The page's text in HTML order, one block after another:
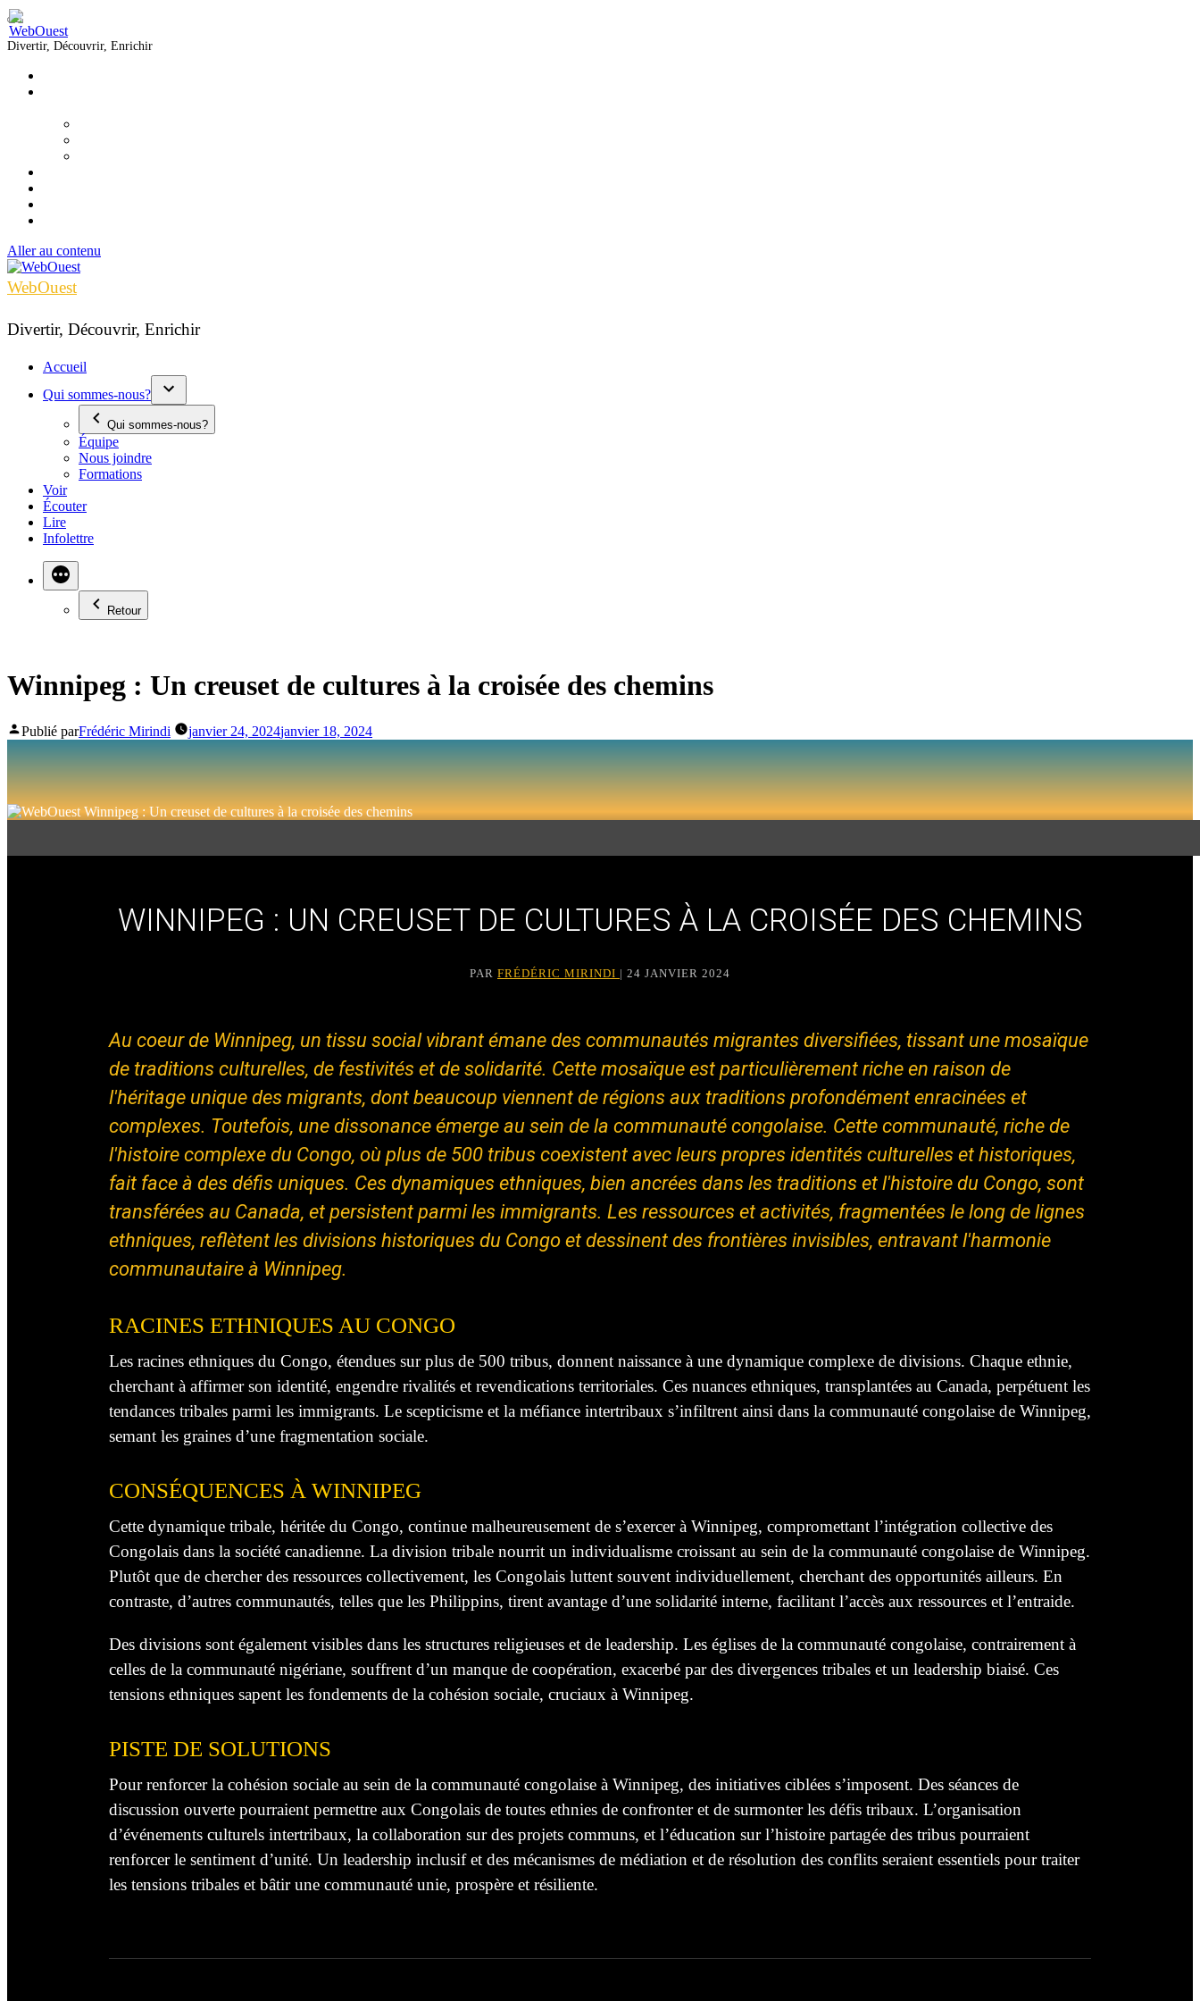
Divertir, Découvrir, Enrichir
Aller au contenu
WebOuest
Divertir, Découvrir, Enrichir
Accueil
Qui sommes-nous?
Qui sommes-nous?
Équipe
Nous joindre
Formations
Voir
Écouter
Lire
Infolettre
Retour
Winnipeg : Un creuset de cultures à la croisée des chemins
Publié parFrédéric Mirindi janvier 24, 2024janvier 18, 2024
WINNIPEG : UN CREUSET DE CULTURES À LA CROISÉE DES CHEMINS
PAR FRÉDÉRIC MIRINDI | 24 JANVIER 2024
Au coeur de Winnipeg, un tissu social vibrant émane des communautés migrantes diversifiées, tissant une mosaïque
de traditions culturelles, de festivités et de solidarité. Cette mosaïque est particulièrement riche en raison de
l'héritage unique des migrants, dont beaucoup viennent de régions aux traditions profondément enracinées et
complexes. Toutefois, une dissonance émerge au sein de la communauté congolaise. Cette communauté, riche de
l'histoire complexe du Congo, où plus de 500 tribus coexistent avec leurs propres identités culturelles et historiques,
fait face à des défis uniques. Ces dynamiques ethniques, bien ancrées dans les traditions et l'histoire du Congo, sont
transférées au Canada, et persistent parmi les immigrants. Les ressources et activités, fragmentées le long de lignes
ethniques, reflètent les divisions historiques du Congo et dessinent des frontières invisibles, entravant l'harmonie
communautaire à Winnipeg.
RACINES ETHNIQUES AU CONGO
Les racines ethniques du Congo, étendues sur plus de 500 tribus, donnent naissance à une dynamique complexe de divisions. Chaque ethnie,
cherchant à affirmer son identité, engendre rivalités et revendications territoriales. Ces nuances ethniques, transplantées au Canada, perpétuent les
tendances tribales parmi les immigrants. Le scepticisme et la méfiance intertribaux s’infiltrent ainsi dans la communauté congolaise de Winnipeg,
semant les graines d’une fragmentation sociale.
CONSÉQUENCES À WINNIPEG
Cette dynamique tribale, héritée du Congo, continue malheureusement de s’exercer à Winnipeg, compromettant l’intégration collective des
Congolais dans la société canadienne. La division tribale nourrit un individualisme croissant au sein de la communauté congolaise de Winnipeg.
Plutôt que de chercher des ressources collectivement, les Congolais luttent souvent individuellement, cherchant des opportunités ailleurs. En
contraste, d’autres communautés, telles que les Philippins, tirent avantage d’une solidarité interne, facilitant l’accès aux ressources et l’entraide.
Des divisions sont également visibles dans les structures religieuses et de leadership. Les églises de la communauté congolaise, contrairement à
celles de la communauté nigériane, souffrent d’un manque de coopération, exacerbé par des divergences tribales et un leadership biaisé. Ces
tensions ethniques sapent les fondements de la cohésion sociale, cruciaux à Winnipeg.
PISTE DE SOLUTIONS
Pour renforcer la cohésion sociale au sein de la communauté congolaise à Winnipeg, des initiatives ciblées s’imposent. Des séances de
discussion ouverte pourraient permettre aux Congolais de toutes ethnies de confronter et de surmonter les défis tribaux. L’organisation
d’événements culturels intertribaux, la collaboration sur des projets communs, et l’éducation sur l’histoire partagée des tribus pourraient
renforcer le sentiment d’unité. Un leadership inclusif et des mécanismes de médiation et de résolution des conflits seraient essentiels pour traiter
les tensions tribales et bâtir une communauté unie, prospère et résiliente.